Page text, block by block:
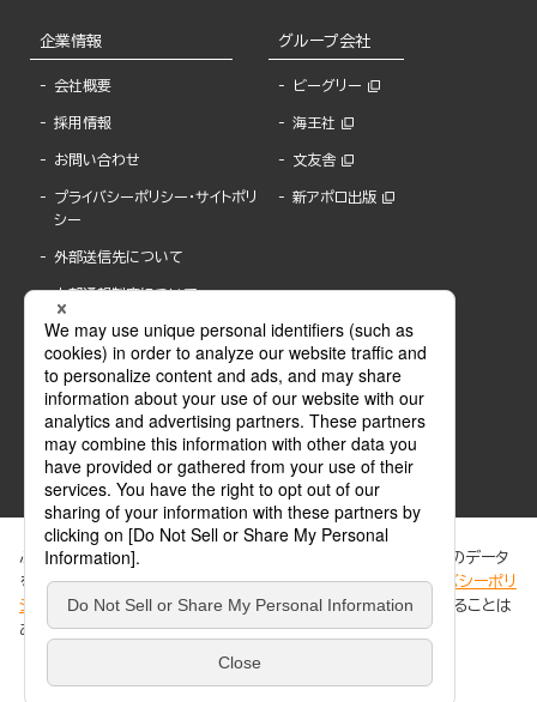
企業情報
会社概要
採用情報
お問い合わせ
プライバシーポリシー・サイトポリ
シー
外部送信先について
内部通報制度について
グループ会社
ビーグリー
海王社
文友舎
新アポロ出版
ABJマークは、この電子書店・電子書籍配信サービスが、著作権者からコンテンツ使用許諾を
得た正規版配信サービスであることを示す登録商標(登録番号 第6091713号)です。
ABJマークの詳細、ABJマークを掲示しているサービスの一覧はこちら。
ぶんか社が運営するサイトでは、利便性向上のためにCookie等のデータ
を使用しています。 当社のCookieについての詳細は、「プライバシーポリ
シー
」をご覧ください。当サイトでは、訪問者の個人情報を追跡することは
ありません。